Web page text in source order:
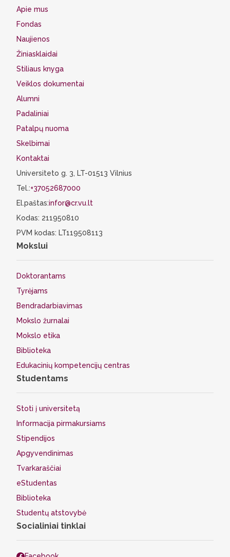
Apie mus
Fondas
Naujienos
Žiniasklaidai
Stiliaus knyga
Veiklos dokumentai
Alumni
Padaliniai
Patalpų nuoma
Skelbimai
Kontaktai
Universiteto g. 3, LT-01513 Vilnius
Tel.:+37052687000
El.paštas:infor@cr.vu.lt
Kodas: 211950810
PVM kodas: LT119508113
Mokslui
Doktorantams
Tyrėjams
Bendradarbiavimas
Mokslo žurnalai
Mokslo etika
Biblioteka
Edukacinių kompetencijų centras
Studentams
Stoti į universitetą
Informacija pirmakursiams
Stipendijos
Apgyvendinimas
Tvarkaraščiai
eStudentas
Biblioteka
Studentų atstovybė
Socialiniai tinklai